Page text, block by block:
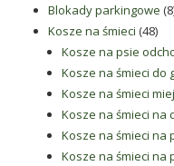
Blokady parkingowe 8
Kosze na śmieci 4848
Kosze na psie
Kosze na śmieci do
Kosze na śmieci
Kosze na śmieci na
Kosze na śmieci na
Kosze na śmieci na